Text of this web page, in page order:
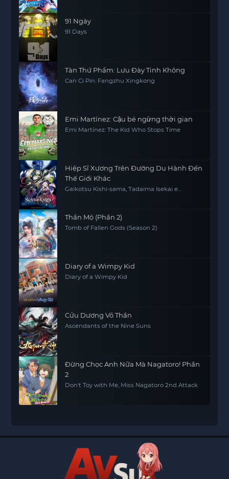
91 Ngày
91 Days
Tàn Thứ Phẩm: Lưu Đày Tinh Không
Can Ci Pin: Fangzhu Xingkong
Emi Martínez: Cậu bé ngừng thời gian
Emi Martínez: The Kid Who Stops Time
Hiệp Sĩ Xương Trên Đường Du Hành Đến
Thế Giới Khác
Gaikotsu Kishi-sama, Tadaima Isekai e
Thần Mộ (Phần 2)
Tomb of Fallen Gods (Season 2)
Diary of a Wimpy Kid
Diary of a Wimpy Kid
Cửu Dương Võ Thần
Ascendants of the Nine Suns
Đừng Chọc Anh Nữa Mà Nagatoro! Phần
2
Don't Toy with Me, Miss Nagatoro 2nd Attack